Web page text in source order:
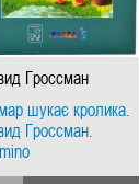
МАНДРІВЕЦЬ
Гроссман
шукає кролика.
Гроссман.